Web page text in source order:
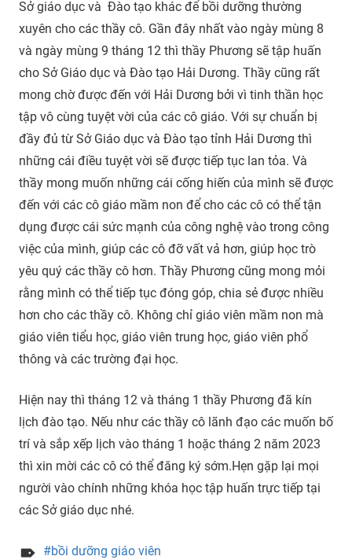
Sở giáo dục và Đào tạo khác để bồi dưỡng thường
xuyên cho các thầy cô. Gần đây nhất vào ngày mùng 8
và ngày mùng 9 tháng 12 thì thầy Phương sẽ tập huấn
cho Sở Giáo dục và Đào tạo Hải Dương. Thầy cũng rất
mong chờ được đến với Hải Dương bởi vì tinh thần học
tập vô cùng tuyệt vời của các cô giáo. Với sự chuẩn bị
đầy đủ từ Sở Giáo dục và Đào tạo tỉnh Hải Dương thì
những cái điều tuyệt vời sẽ được tiếp tục lan tỏa. Và
thầy mong muốn những cái cống hiến của mình sẽ được
đến với các cô giáo mầm non để cho các cô có thể tận
dụng được cái sức mạnh của công nghệ vào trong công
việc của mình, giúp các cô đỡ vất vả hơn, giúp học trò
yêu quý các thầy cô hơn. Thầy Phương cũng mong mỏi
rằng mình có thể tiếp tục đóng góp, chia sẻ được nhiều
hơn cho các thầy cô. Không chỉ giáo viên mầm non mà
giáo viên tiểu học, giáo viên trung học, giáo viên phổ
thông và các trường đại học.
Hiện nay thì tháng 12 và tháng 1 thầy Phương đã kín
lịch đào tạo. Nếu như các thầy cô lãnh đạo các muốn bố
trí và sắp xếp lịch vào tháng 1 hoặc tháng 2 năm 2023
thì xin mời các cô có thể đăng ký sớm.Hẹn gặp lại mọi
người vào chính những khóa học tập huấn trực tiếp tại
các Sở giáo dục nhé.
bồi dưỡng giáo viên